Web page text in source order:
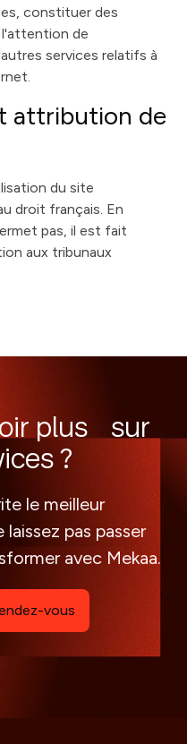
constituer des
l'attention de
services relatifs à
attribution de
du site
droit français. En
pas, il est fait
aux tribunaux
plus sur
?
le meilleur
pas passer
avec Mekaa.
vous